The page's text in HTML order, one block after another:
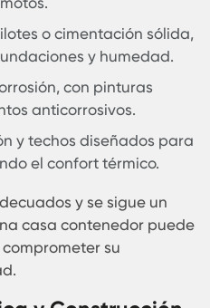
pueda resistir
climáticas adversas.
básicos, como
los permisos
la construcción de este
de las
en Indonesia
actividad sísmica,
regiones, riesgo de